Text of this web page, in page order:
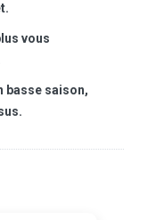
vous
basse saison,